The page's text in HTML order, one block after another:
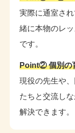
実際に通室さ
緒に本物のレ
です。
Point② 個別の
現役の先生や
たちと交流し
解決できます。